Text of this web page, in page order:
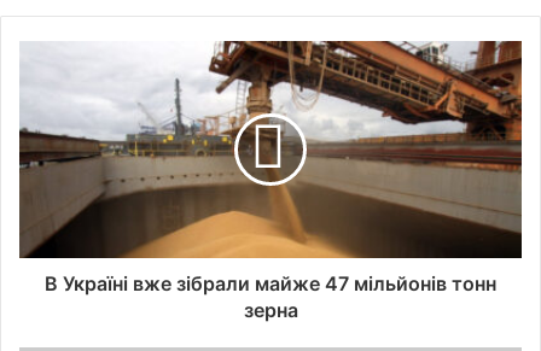
В Україні вже зібрали майже 47 мільйонів тонн
зерна